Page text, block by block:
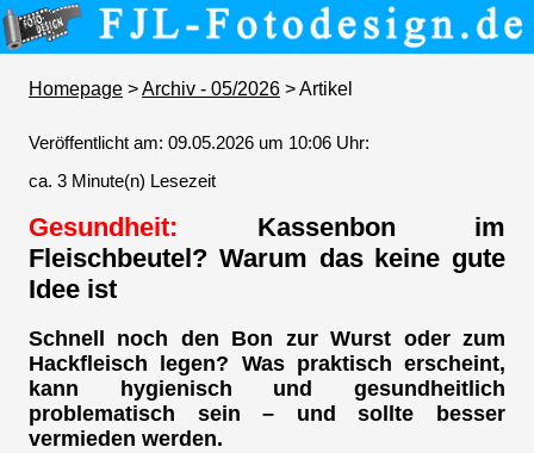
Homepage >Archiv - 05/2026 > Artikel
Veröffentlicht am: 09.05.2026 um 10:06 Uhr:
ca. 3 Minute(n) Lesezeit
Gesundheit: Kassenbon im
Fleischbeutel? Warum das keine gute
Idee ist
Schnell noch den Bon zur Wurst oder zum
Hackfleisch legen? Was praktisch erscheint,
kann hygienisch und gesundheitlich
problematisch sein – und sollte besser
vermieden werden.